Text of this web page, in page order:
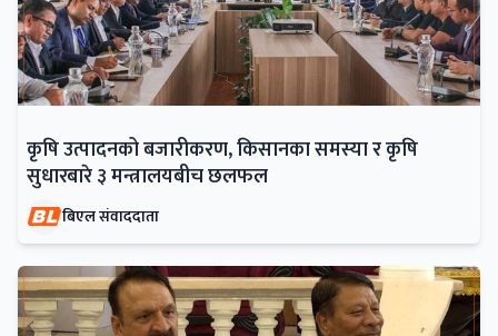
कृषि उत्पादनको बजारीकरण, किसानका समस्या र कृषि
सुधारबारे ३ मन्त्रालयबीच छलफल
बिएल संवाददाता